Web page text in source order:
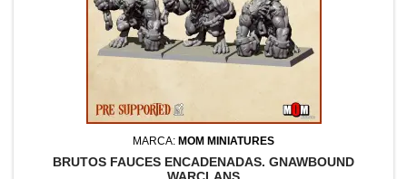
MARCA: MOM MINIATURES
BRUTOS FAUCES ENCADENADAS. GNAWBOUND